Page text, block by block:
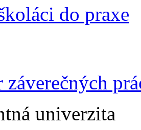
do praxe
záverečných
univerzita